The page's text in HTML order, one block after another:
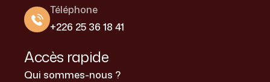
Téléphone
+226 25 36 18 41
Accès rapide
Qui sommes-nous ?